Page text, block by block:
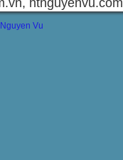
htnguyenvu.com
Vu